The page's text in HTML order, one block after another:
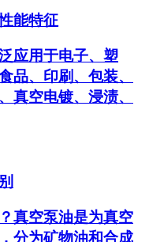
能特征
用于电子、塑
品、印刷、包装、
真空电镀、浸渍、
空泵油是为真空
分为矿物油和合成